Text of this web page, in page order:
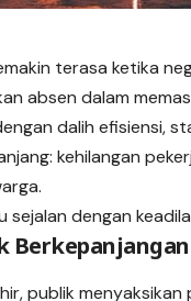
terasa ketika
absen dalam
dalih efisiensi,
kehilangan
sejalan dengan
Berkepanjangan
publik